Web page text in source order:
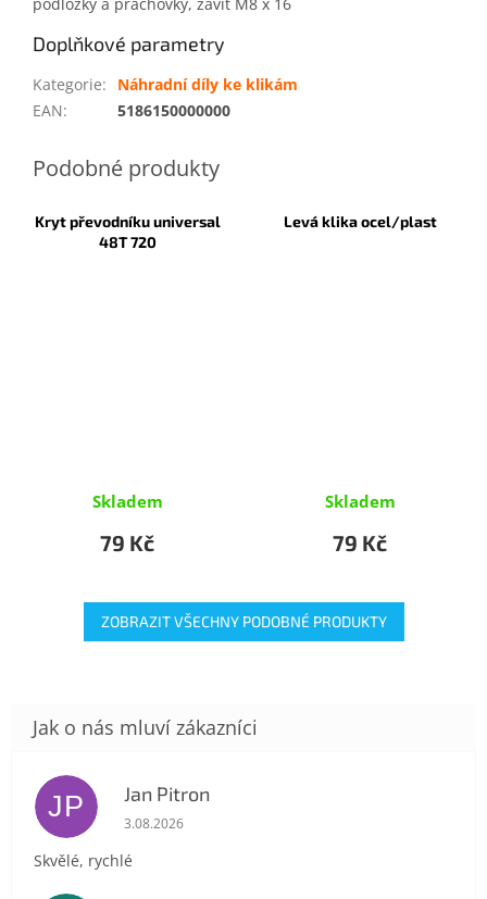
Doplňkové parametry
Kategorie:
Náhradní díly ke klikám
EAN: 5186150000000
Kryt převodníku universal
48T 720
Skladem
79 Kč
Levá klika ocel/plast
Skladem
79 Kč
ZOBRAZIT VŠECHNY PODOBNÉ PRODUKTY
JP Jan Pitron
Hodnocení obchodu je 5 z 5 hvězdiček.
3.08.2026
Skvělé, rychlé